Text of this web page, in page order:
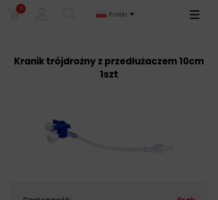
0
Polski
Primary
Kranik trójdrożny z przedłużaczem 10cm
1szt